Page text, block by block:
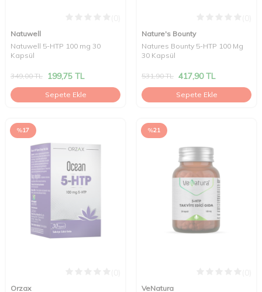
Natuwell
Natuwell 5-HTP 100 mg 30
Kapsül
349,00TL 199,75 TL
Sepete Ekle
Nature's Bounty
Natures Bounty 5-HTP 100 Mg
30 Kapsül
531,90TL 417,90TL
Sepete Ekle
%17
Orzax
%21
VeNatura